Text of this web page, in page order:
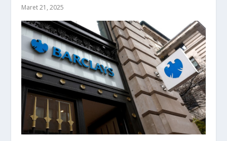
Maret 21, 2025